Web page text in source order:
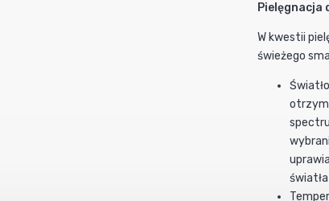
Pielęgnacja
W kwestii
świeżego